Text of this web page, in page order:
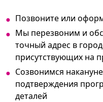
Позвоните или
Мы перезвоним и
точный адрес в
присутствующих на
Созвонимся
подтверждения
деталей